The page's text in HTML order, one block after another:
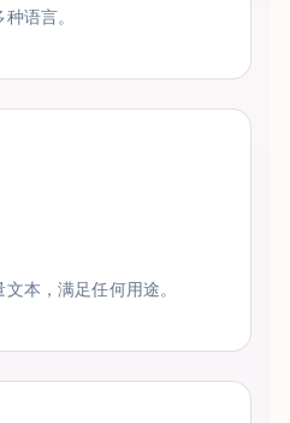
语言。
本，满足任何用途。